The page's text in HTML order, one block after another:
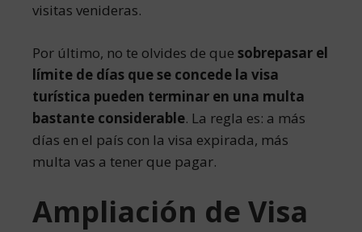
visitas venideras.
Por último, no te olvides de que sobrepasar el
límite de días que se concede la visa
turística pueden terminar en una multa
bastante considerable. La regla es: a más
días en el país con la visa expirada, más
multa vas a tener que pagar.
Ampliación de Visa